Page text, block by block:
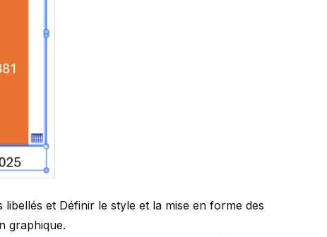
libellés et Définir le style et la mise en forme des
graphique.